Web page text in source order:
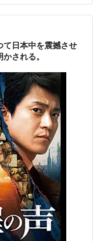
、リアルタイムで事件
たし、後に全く別の用
した事もあるのでそ
て日本中を震撼させ
される。